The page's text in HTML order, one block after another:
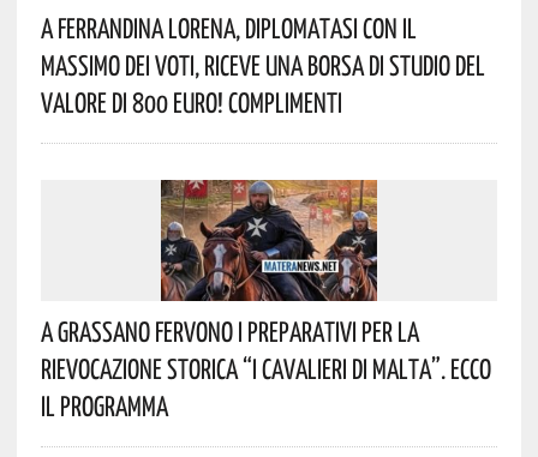
A Ferrandina Lorena, Diplomatasi Con Il
Massimo Dei Voti, Riceve Una Borsa Di Studio Del
Valore Di 800 Euro! Complimenti
A Grassano Fervono I Preparativi Per La
Rievocazione Storica “I CAVALIERI DI MALTA”. Ecco
Il Programma